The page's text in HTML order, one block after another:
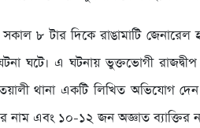
৮ টার দিকে রাঙামাটি জেনারেল
ঘটে। এ ঘটনায় ভুক্তভোগী
থানা একটি লিখিত অভিযোগ
নাম এবং ১০-১২ জন অজ্ঞাত ব্যাক্তির